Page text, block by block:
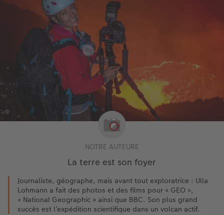
NOTRE AUTEURE
La terre est son foyer
Journaliste, géographe, mais avant tout exploratrice : Ulla
Lohmann a fait des photos et des films pour « GEO »,
« National Geographic » ainsi que BBC. Son plus grand
succès est l’expédition scientifique dans un volcan actif.